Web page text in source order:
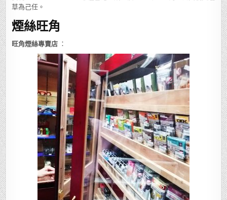
草為己任。
煙絲旺角
旺角煙絲專賣店 ：